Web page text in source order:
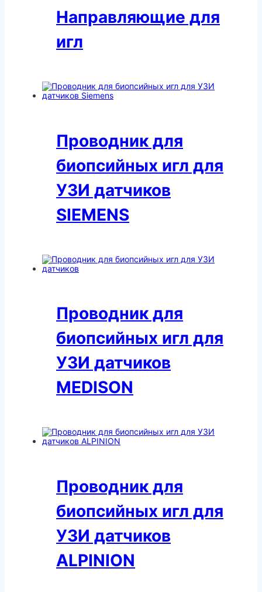
Направляющие для
игл
Проводник для
биопсийных игл для
УЗИ датчиков
SIEMENS
Проводник для
биопсийных игл для
УЗИ датчиков
MEDISON
Проводник для
биопсийных игл для
УЗИ датчиков
ALPINION